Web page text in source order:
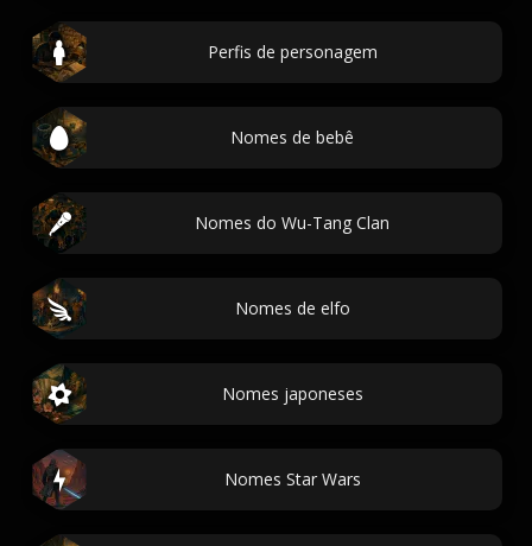
Perfis de personagem
Nomes de bebê
Nomes do Wu-Tang Clan
Nomes de elfo
Nomes japoneses
Nomes Star Wars